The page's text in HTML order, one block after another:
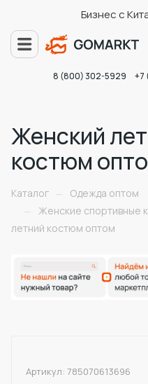
Бизнес с
8 (800) 302-5929 +7
Женский
костюм
Каталог — Одежда оптом
—
Женские спортивные
летний костюм оптом
Артикул: 785070613696